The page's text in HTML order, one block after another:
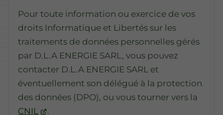
Pour toute information ou exercice de vos
droits Informatique et Libertés sur les
traitements de données personnelles gérés
par D.L.A ENERGIE SARL, vous pouvez
contacter D.L.A ENERGIE SARL et
éventuellement son délégué à la protection
des données (DPO), ou vous tourner vers la
CNIL
.